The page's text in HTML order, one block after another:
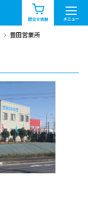
問合せ依頼 メニュー
お知らせ一覧
お問合せ
関東
中国・四国
豊田営業所